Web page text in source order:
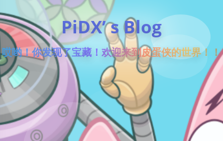
PiDX’ s Blog
哎哟！你发现了宝藏！欢迎来到皮蛋侠的世界！！